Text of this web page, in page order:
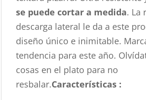
se puede cortar a medida. La
descarga lateral le da a este
diseño único e inimitable.
tendencia para este año.
cosas en el plato para no
resbalar.Características :